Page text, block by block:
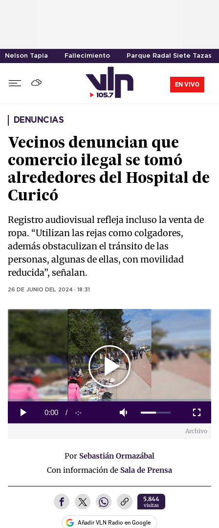
Nelson Tapia Fallecimiento Parque Radal Siete Tazas
EN VIVO
DENUNCIAS
Vecinos denuncian que
comercio ilegal se tomó
alrededores del Hospital de
Curicó
Registro audiovisual refleja incluso la venta de
ropa. “Utilizan las rejas como colgadores,
además obstaculizan el tránsito de las
personas, algunas de ellas, con movilidad
reducida”, señalan.
26 DE JUNIO DEL 2024 · 18:31
Play
Video
Play Mute
Current
0:00 / Duration
-:-
Loaded:
Fullscreen
Archivo
Por Sebastián Ormazábal
Con información de Sala de Prensa
5.844
visitas
Añadir VLN Radio en Google